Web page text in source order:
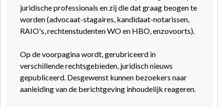
juridische professionals en zij die dat graag beogen te
worden (advocaat-stagaires, kandidaat-notarissen,
RAIO's, rechtenstudenten WO en HBO, enzovoorts).
Op de voorpagina wordt, gerubriceerd in
verschillende rechtsgebieden, juridisch nieuws
gepubliceerd. Desgewenst kunnen bezoekers naar
aanleiding van de berichtgeving inhoudelijk reageren.